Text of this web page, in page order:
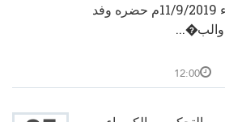
علوم الاتصال) يوم الثلاثاء 11/9/2019م حضره وفد
والب�...
12:00